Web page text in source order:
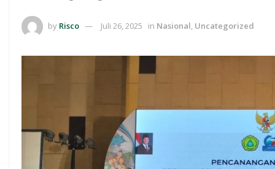
by Risco Juli 26, 2025 in Nasional, Uncategorized